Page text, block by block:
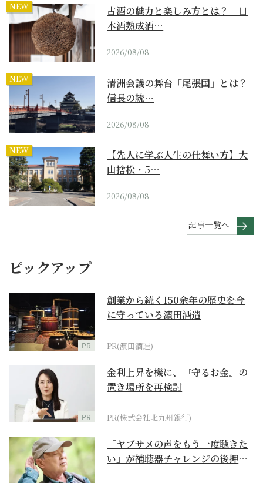
NEW
古酒の魅力と楽しみ方とは？｜日
本酒熟成酒…
2026/08/08
NEW
清洲会議の舞台「尾張国」とは？
信長の統…
2026/08/08
NEW
【先人に学ぶ人生の仕舞い方】大
山捨松・5…
2026/08/08
記事一覧へ
ピックアップ
PR
創業から続く150余年の歴史を今
に守っている濵田酒造
PR(濵田酒造)
PR
金利上昇を機に、『守るお金』の
置き場所を再検討
PR(株式会社北九州銀行)
「ヤブサメの声をもう一度聴きた
い」が補聴器チャレンジの後押し